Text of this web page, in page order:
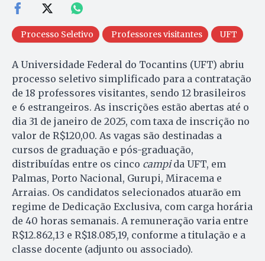
Processo Seletivo Professores visitantes UFT
A Universidade Federal do Tocantins (UFT) abriu
processo seletivo simplificado para a contratação
de 18 professores visitantes, sendo 12 brasileiros
e 6 estrangeiros. As inscrições estão abertas até o
dia 31 de janeiro de 2025, com taxa de inscrição no
valor de R$120,00. As vagas são destinadas a
cursos de graduação e pós-graduação,
distribuídas entre os cinco campida UFT, em
Palmas, Porto Nacional, Gurupi, Miracema e
Arraias. Os candidatos selecionados atuarão em
regime de Dedicação Exclusiva, com carga horária
de 40 horas semanais. A remuneração varia entre
R$12.862,13 e R$18.085,19, conforme a titulação e a
classe docente (adjunto ou associado).